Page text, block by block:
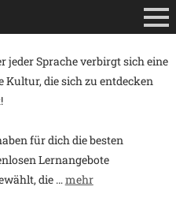
jeder Sprache verbirgt sich eine
Kultur, die sich zu entdecken
für dich die besten
Lernangebote
die …mehr